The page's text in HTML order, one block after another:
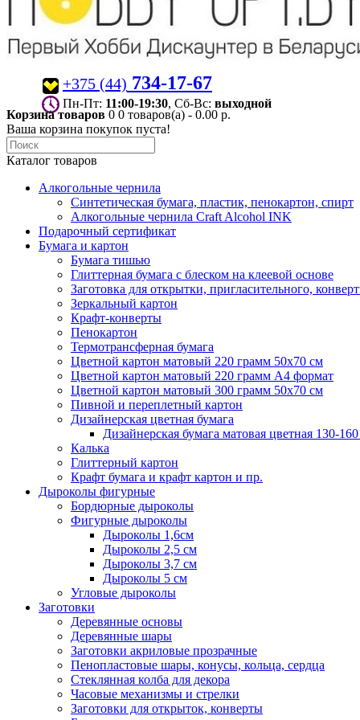
+375 (44) 734-17-67
Пн-Пт: 11:00-19:30 , Сб-Вс: выходной
Корзина товаров 0 0 товаров(а) - 0.00 р.
Ваша корзина покупок пуста!
Каталог товаров
Алкогольные чернила
Синтетическая бумага, пластик, пенокартон, спирт
Алкогольные чернила Craft Alcohol INK
Подарочный сертификат
Бумага и картон
Бумага тишью
Глиттерная бумага с блеском на клеевой основе
Заготовка для открытки, пригласительного,
Зеркальный картон
Крафт-конверты
Пенокартон
Термотрансферная бумага
Цветной картон матовый 220 грамм 50х70 см
Цветной картон матовый 220 грамм A4 формат
Цветной картон матовый 300 грамм 50х70 см
Пивной и переплетный картон
Дизайнерская цветная бумага
Дизайнерская бумага матовая цветная 130-
Калька
Глиттерный картон
Крафт бумага и крафт картон и пр.
Дыроколы фигурные
Бордюрные дыроколы
Фигурные дыроколы
Дыроколы 1,6см
Дыроколы 2,5 см
Дыроколы 3,7 см
Дыроколы 5 см
Угловые дыроколы
Заготовки
Деревянные основы
Деревянные шары
Заготовки акриловые прозрачные
Пенопластовые шары, конусы, кольца, сердца
Стеклянная колба для декора
Часовые механизмы и стрелки
Заготовки для открыток, конверты